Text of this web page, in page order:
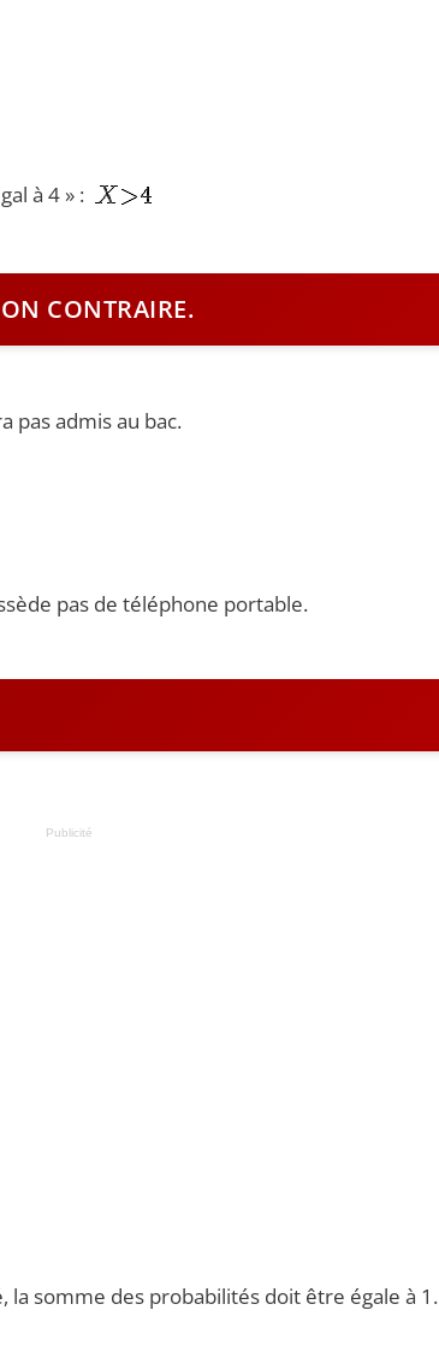
à 4 » :
CONTRAIRE.
pas admis au bac.
pas de téléphone portable.
Publicité
somme des probabilités doit être égale à 1.